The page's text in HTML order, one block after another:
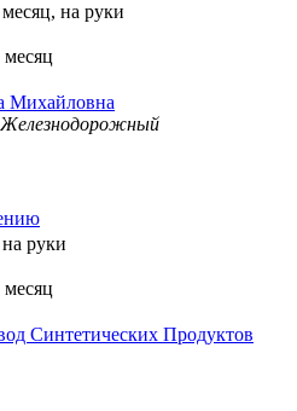
месяц, на руки
Михайловна
на руки
Синтетических Продуктов